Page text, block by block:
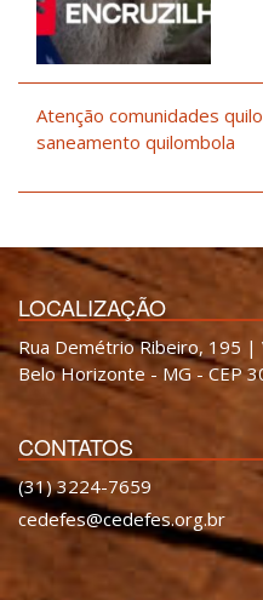
Atenção comunidades
saneamento quilombola
LOCALIZAÇÃO
Rua Demétrio Ribeiro, 195 |
Belo Horizonte - MG - CEP
CONTATOS
(31) 3224-7659
cedefes@cedefes.org.br